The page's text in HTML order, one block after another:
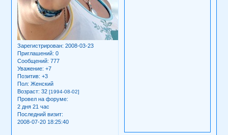
Зарегистрирован: 2008-03-23
Приглашений: 0
Сообщений: 777
Уважение: +7
Позитив: +3
Пол: Женский
Возраст: 32[1994-08-02]
Провел на форуме:
2 дня 21 час
Последний визит:
2008-07-20 18:25:40